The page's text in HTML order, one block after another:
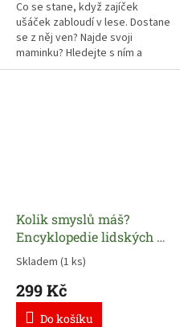
Co se stane, když zajíček
ušáček zabloudí v lese. Dostane
se z něj ven? Najde svoji
maminku? Hledejte s ním a
pomozte mu, aby se s ní
Kolik smyslů máš?
Encyklopedie lidských a
zvířecích smyslů
Skladem (1 ks)
299 Kč
Do košíku